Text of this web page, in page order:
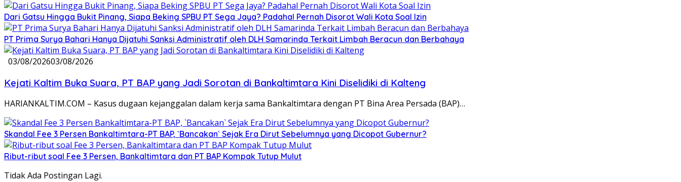
Dari Gatsu Hingga Bukit Pinang, Siapa Beking SPBU PT Sega Jaya? Padahal Pernah Disorot Wali Kota Soal Izin
PT Prima Surya Bahari Hanya Dijatuhi Sanksi Administratif oleh DLH Samarinda Terkait Limbah Beracun dan Berbahaya
03/08/202603/08/2026
Kejati Kaltim Buka Suara, PT BAP yang Jadi Sorotan di Bankaltimtara Kini Diselidiki di Kalteng
HARIANKALTIM.COM – Kasus dugaan kejanggalan dalam kerja sama Bankaltimtara dengan PT Bina Area Persada (BAP)…
Skandal Fee 3 Persen Bankaltimtara-PT BAP, `Bancakan` Sejak Era Dirut Sebelumnya yang Dicopot Gubernur?
Ribut-ribut soal Fee 3 Persen, Bankaltimtara dan PT BAP Kompak Tutup Mulut
Tidak Ada Postingan Lagi.